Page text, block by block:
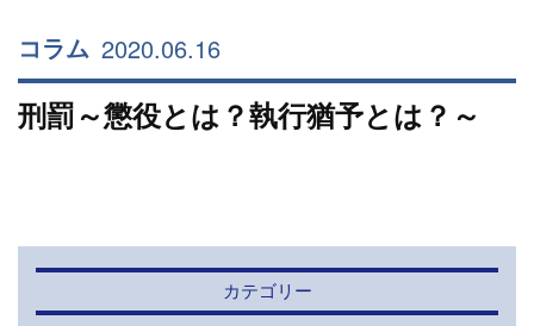
コラム 2020.06.16
刑罰～懲役とは？執行猶予とは？～
カテゴリー